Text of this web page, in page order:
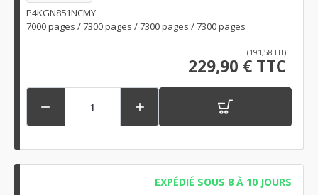
P4KGN851NCMY
7000 pages / 7300 pages / 7300 pages / 7300 pages
(191,58 HT)
229,90 € TTC
 
EXPÉDIÉ SOUS 8 À 10 JOURS